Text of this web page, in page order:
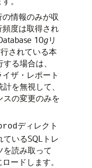
情報のみが収
度は取得され
10gリ
されている本
る場合は、
ザ・レポート
を無視して、
スの変更のみを
ディレクト
いるSQLトレ
を読み取って
ードします。